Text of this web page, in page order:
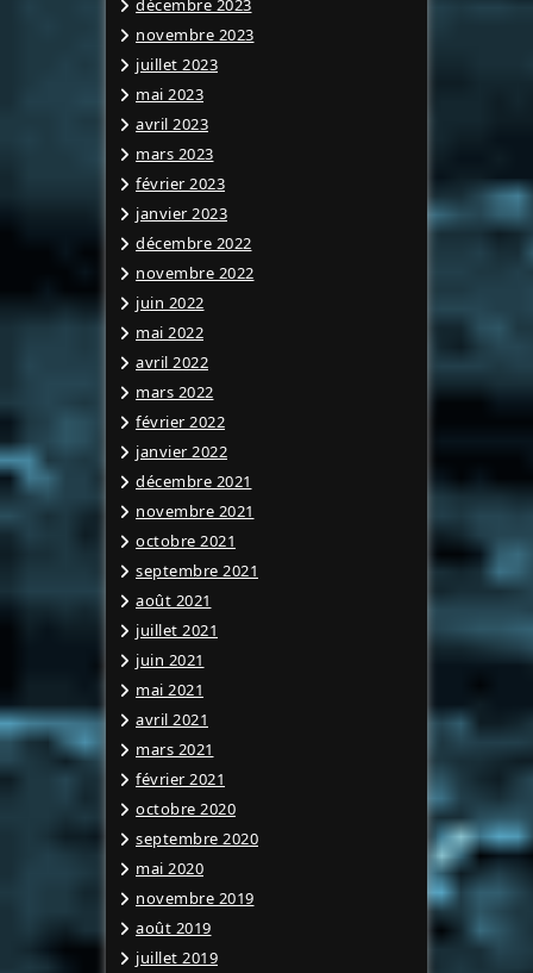
décembre 2023
novembre 2023
juillet 2023
mai 2023
avril 2023
mars 2023
février 2023
janvier 2023
décembre 2022
novembre 2022
juin 2022
mai 2022
avril 2022
mars 2022
février 2022
janvier 2022
décembre 2021
novembre 2021
octobre 2021
septembre 2021
août 2021
juillet 2021
juin 2021
mai 2021
avril 2021
mars 2021
février 2021
octobre 2020
septembre 2020
mai 2020
novembre 2019
août 2019
juillet 2019